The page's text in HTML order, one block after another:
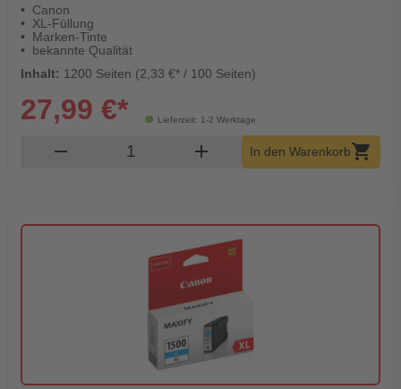
Canon
XL-Füllung
Marken-Tinte
bekannte Qualität
Inhalt: 1200 Seiten (2,33 €* / 100 Seiten)
Lieferzeit: 1-2 Werktage
27,99 €*
remove Produkt Warenkorb Menge
add In den Warenkorbshopping_cart